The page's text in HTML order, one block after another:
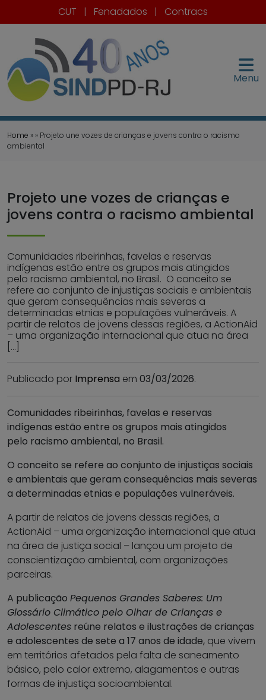
CUT | Fenadados | Contracs
Menu
Home » » Projeto une vozes de crianças e jovens contra o racismo
ambiental
Projeto une vozes de crianças e
jovens contra o racismo ambiental
Comunidades ribeirinhas, favelas e reservas
indígenas estão entre os grupos mais atingidos
pelo racismo ambiental, no Brasil. O conceito se
refere ao conjunto de injustiças sociais e ambientais
que geram consequências mais severas a
determinadas etnias e populações vulneráveis. A
partir de relatos de jovens dessas regiões, a ActionAid
– uma organização internacional que atua na área
[…]
Publicado por Imprensa em 03/03/2026.
Comunidades ribeirinhas, favelas e reservas
indígenas estão entre os grupos mais atingidos
pelo racismo ambiental, no Brasil.
O conceito se refere ao conjunto de injustiças sociais
e ambientais que geram consequências mais severas
a determinadas etnias e populações vulneráveis.
A partir de relatos de jovens dessas regiões, a
ActionAid – uma organização internacional que atua
na área de justiça social – lançou um projeto de
conscientização ambiental, com organizações
parceiras.
A publicação Pequenos Grandes Saberes: Um
Glossário Climático pelo Olhar de Crianças e
Adolescentes reúne relatos e ilustrações de crianças
e adolescentes de sete a 17 anos de idade, que vivem
em territórios afetados pela falta de saneamento
básico, pelo calor extremo, alagamentos e outras
formas de injustiça socioambiental.